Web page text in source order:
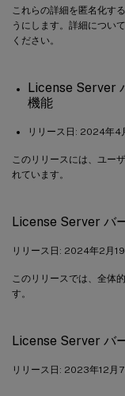
これらの詳細を匿名化す
うにします。詳細につい
ください。
License Server
機能
リリース日: 2024年4
このリリースには、ユー
れています。
License Server バ
リリース日: 2024年2月
このリリースでは、全体
す。
License Server バ
リリース日: 2023年12月7